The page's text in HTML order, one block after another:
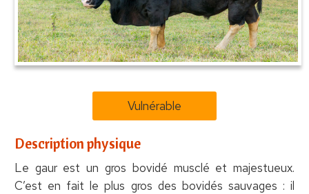
Vulnérable
Description physique
Le gaur est un gros bovidé musclé et majestueux.
C’est en fait le plus gros des bovidés sauvages : il